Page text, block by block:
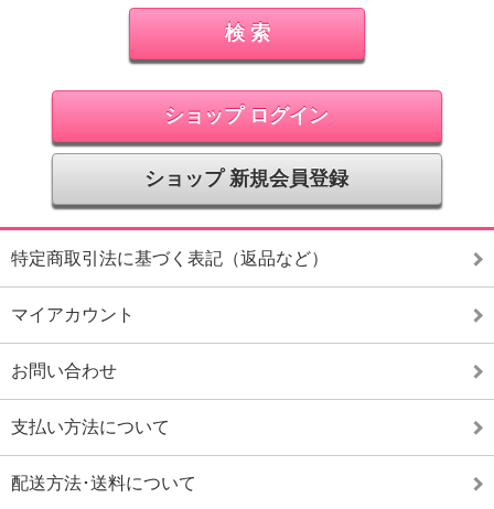
ショップ ログイン
ショップ 新規会員登録
特定商取引法に基づく表記（返品など）
マイアカウント
お問い合わせ
支払い方法について
配送方法･送料について